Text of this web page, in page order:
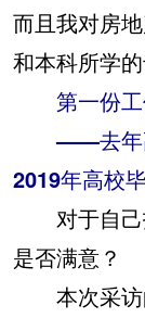
而且我对房
和本科所学
第一份工
——去年高
2019年高校
对于自己
是否满意？
本次采访